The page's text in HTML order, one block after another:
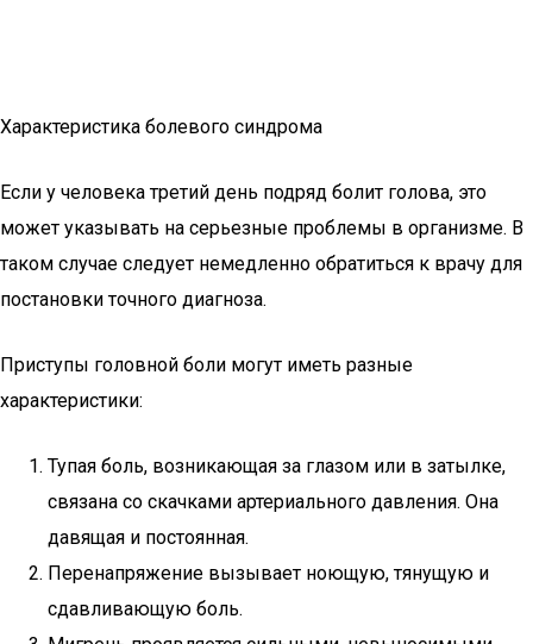
Характеристика болевого синдрома
Если у человека третий день подряд болит голова, это
может указывать на серьезные проблемы в организме. В
таком случае следует немедленно обратиться к врачу для
постановки точного диагноза.
Приступы головной боли могут иметь разные
характеристики:
Тупая боль, возникающая за глазом или в затылке,
связана со скачками артериального давления. Она
давящая и постоянная.
Перенапряжение вызывает ноющую, тянущую и
сдавливающую боль.